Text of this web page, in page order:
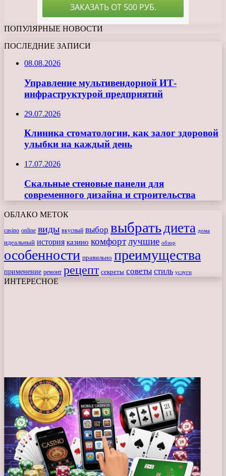
ПОПУЛЯРНЫЕ НОВОСТИ
ПОСЛЕДНИЕ ЗАПИСИ
08.08.2026
Управление мультивендорной ИТ-
инфраструктурой предприятий
29.07.2026
Клиника стоматологии, как залог здоровой
улыбки на каждый день
17.07.2026
Скальные стеновые панели для
современного дизайна и строительства
ОБЛАКО МЕТОК
casino online виды вкусный выбор выбрать диета дома
идеальный история казино комфортлучшие обзор
особенности правильно преимущества
применение ремонт рецепт секреты советы стиль услуги
ИНТЕРЕСНОЕ